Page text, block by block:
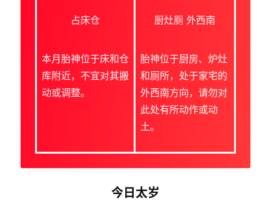
占床仓
本月胎神位于床和仓
库附近，不宜对其搬
动或调整。
厨灶厕 外西南
胎神位于厨房、炉灶
和厕所，处于家宅的
外西南方向，请勿对
此处有所动作或动
土。
今日太岁